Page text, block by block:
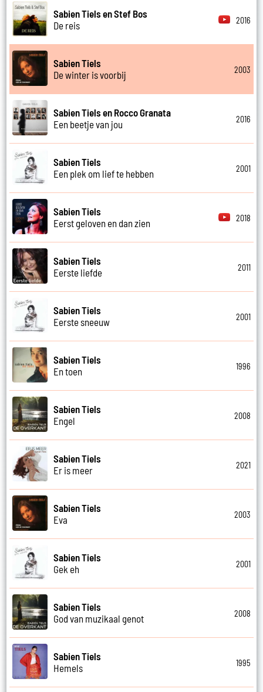
Sabien Tiels en Stef Bos
De reis
2016
Sabien Tiels
De winter is voorbij
2003
Sabien Tiels en Rocco Granata
Een beetje van jou
2016
Sabien Tiels
Een plek om lief te hebben
2001
Sabien Tiels
Eerst geloven en dan zien
2018
Sabien Tiels
Eerste liefde
2011
Sabien Tiels
Eerste sneeuw
2001
Sabien Tiels
En toen
1996
Sabien Tiels
Engel
2008
Sabien Tiels
Er is meer
2021
Sabien Tiels
Eva
2003
Sabien Tiels
Gek eh
2001
Sabien Tiels
God van muzikaal genot
2008
Sabien Tiels
Hemels
1995